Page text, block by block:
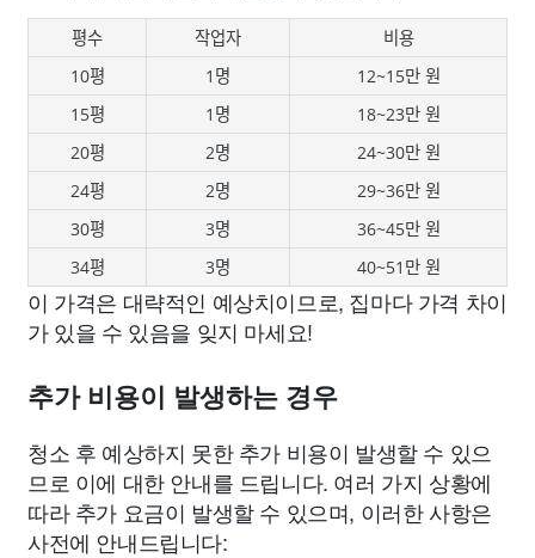
평수 작업자
비용
10평
1명
12~15만 원
15평
1명
18~23만 원
20평
2명
24~30만 원
24평
2명
29~36만 원
30평
3명
36~45만 원
34평
3명 40~51만 원
이 가격은 대략적인 예상치이므로, 집마다 가격 차이
가 있을 수 있음을 잊지 마세요!
추가 비용이 발생하는 경우
청소 후 예상하지 못한 추가 비용이 발생할 수 있으
므로 이에 대한 안내를 드립니다. 여러 가지 상황에
따라 추가 요금이 발생할 수 있으며, 이러한 사항은
사전에 안내드립니다: